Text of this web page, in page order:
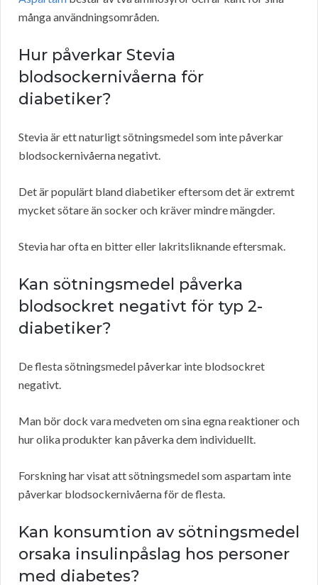
många användningsområden.
Hur påverkar Stevia
blodsockernivåerna för
diabetiker?
Stevia är ett naturligt sötningsmedel som inte påverkar
blodsockernivåerna negativt.
Det är populärt bland diabetiker eftersom det är extremt
mycket sötare än socker och kräver mindre mängder.
Stevia har ofta en bitter eller lakritsliknande eftersmak.
Kan sötningsmedel påverka
blodsockret negativt för typ 2-
diabetiker?
De flesta sötningsmedel påverkar inte blodsockret
negativt.
Man bör dock vara medveten om sina egna reaktioner och
hur olika produkter kan påverka dem individuellt.
Forskning har visat att sötningsmedel som aspartam inte
påverkar blodsockernivåerna för de flesta.
Kan konsumtion av sötningsmedel
orsaka insulinpåslag hos personer
med diabetes?